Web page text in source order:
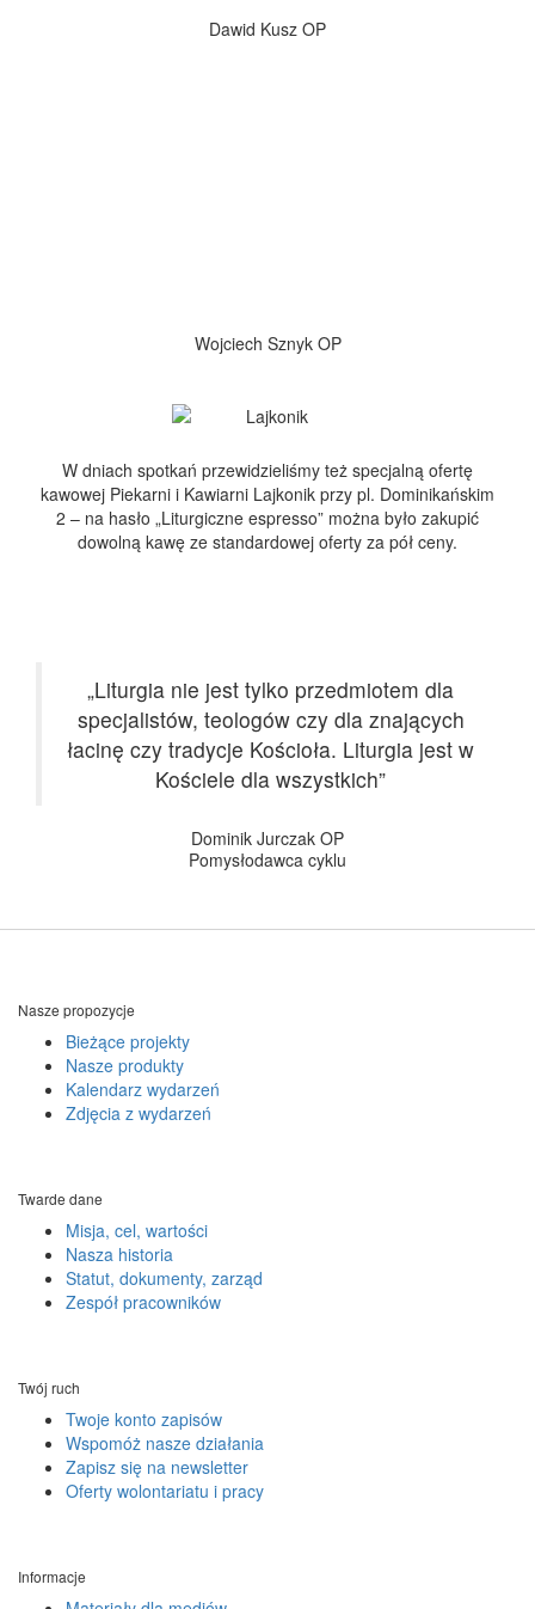
Dawid Kusz OP
Wojciech Sznyk OP
W dniach spotkań przewidzieliśmy też specjalną ofertę
kawowej Piekarni i Kawiarni Lajkonik przy pl. Dominikańskim
2 – na hasło „Liturgiczne espresso” można było zakupić
dowolną kawę ze standardowej oferty za pół ceny.
„Liturgia nie jest tylko przedmiotem dla
specjalistów, teologów czy dla znających
łacinę czy tradycje Kościoła. Liturgia jest w
Kościele dla wszystkich”
Dominik Jurczak OP
Pomysłodawca cyklu
Nasze propozycje
Bieżące projekty
Nasze produkty
Kalendarz wydarzeń
Zdjęcia z wydarzeń
Twarde dane
Misja, cel, wartości
Nasza historia
Statut, dokumenty, zarząd
Zespół pracowników
Twój ruch
Twoje konto zapisów
Wspomóż nasze działania
Zapisz się na newsletter
Oferty wolontariatu i pracy
Informacje